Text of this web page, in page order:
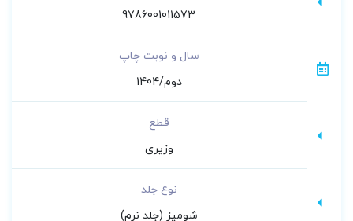
9786001011573
سال و نوبت چاپ
دوم/1404
قطع
وزیری
نوع جلد
شومیز (جلد نرم)